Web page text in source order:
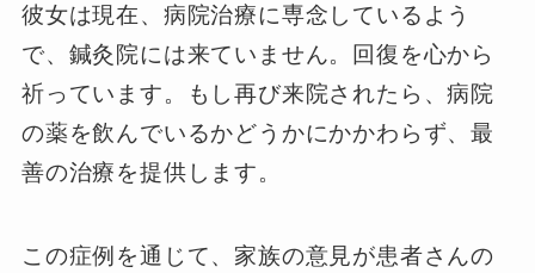
彼女は現在、病院治療に専念しているよう
で、鍼灸院には来ていません。回復を心から
祈っています。もし再び来院されたら、病院
の薬を飲んでいるかどうかにかかわらず、最
善の治療を提供します。
この症例を通じて、家族の意見が患者さんの